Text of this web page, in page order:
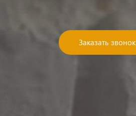
Заказать звонок